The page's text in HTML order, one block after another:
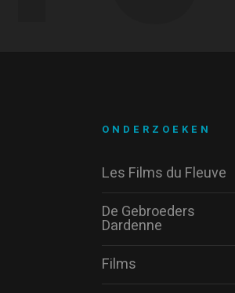
ONDERZOEKEN
Les Films du Fleuve
De Gebroeders
Dardenne
Films